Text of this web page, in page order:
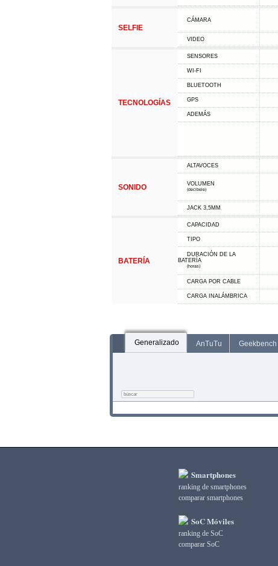
SELFIE
CÁMARA
VIDEO
TECNOLOGÍAS
SENSORES
WI-FI
BLUETOOTH
GPS
ADEMÁS
SONIDO
ALTAVOCES
VOLUMEN
(decibele)
JACK 3,5MM
BATERÍA
CAPACIDAD
TIPO
DURACIÓN DE LA
BATERÍA
(horas)
CARGA POR CABLE
CARGA INALÁMBRICA
Generalizado AnTuTu Geekbench
Smartphones
ranking de smartphones
comparar smartphones
SoC Móviles
ranking de SoC
comparar SoC